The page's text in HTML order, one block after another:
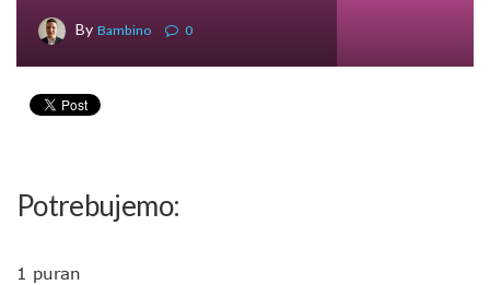
By Bambino 0
Potrebujemo:
1 puran